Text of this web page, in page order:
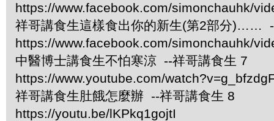
https://www.facebook.com/simonchauhk/
祥哥講食生這樣食出你的新生(第2部分)……
https://www.facebook.com/simonchauhk/
中醫博士講食生不怕寒涼 --祥哥講食生 7
https://www.youtube.com/
祥哥講食生肚餓怎麼辦 --祥哥講食生 8
https://youtu.be/lKPkq1gojtI